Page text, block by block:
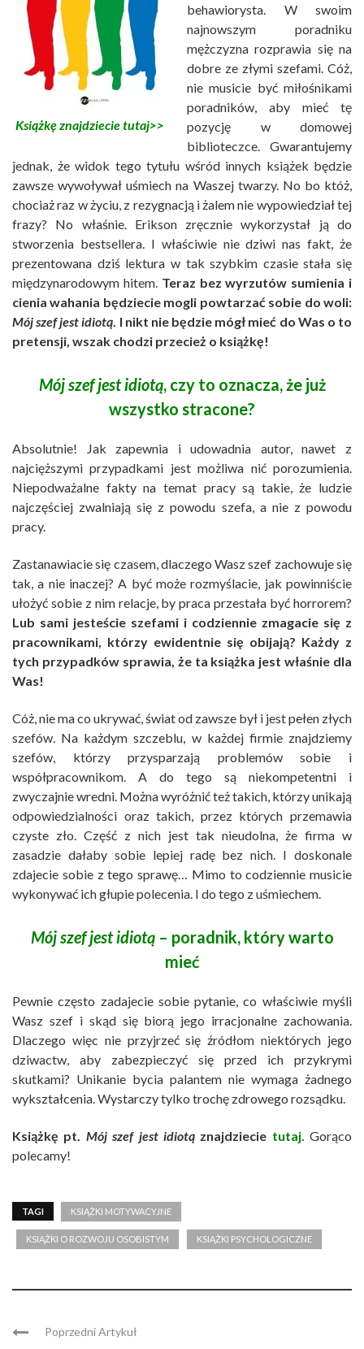
Książkę znajdziecie tutaj>>
behawiorysta. W swoim
najnowszym poradniku
mężczyzna rozprawia się na
dobre ze złymi szefami. Cóż,
nie musicie być miłośnikami
poradników, aby mieć tę
pozycję w domowej
biblioteczce. Gwarantujemy
jednak, że widok tego tytułu wśród innych książek będzie
zawsze wywoływał uśmiech na Waszej twarzy. No bo któż,
chociaż raz w życiu, z rezygnacją i żalem nie wypowiedział tej
frazy? No właśnie. Erikson zręcznie wykorzystał ją do
stworzenia bestsellera. I właściwie nie dziwi nas fakt, że
prezentowana dziś lektura w tak szybkim czasie stała się
międzynarodowym hitem. Teraz bez wyrzutów sumienia i
cienia wahania będziecie mogli powtarzać sobie do woli:
Mój szef jest idiotą. I nikt nie będzie mógł mieć do Was o to
pretensji, wszak chodzi przecież o książkę!
Mój szef jest idiotą, czy to oznacza, że już
wszystko stracone?
Absolutnie! Jak zapewnia i udowadnia autor, nawet z
najcięższymi przypadkami jest możliwa nić porozumienia.
Niepodważalne fakty na temat pracy są takie, że ludzie
najczęściej zwalniają się z powodu szefa, a nie z powodu
pracy.
Zastanawiacie się czasem, dlaczego Wasz szef zachowuje się
tak, a nie inaczej? A być może rozmyślacie, jak powinniście
ułożyć sobie z nim relacje, by praca przestała być horrorem?
Lub sami jesteście szefami i codziennie zmagacie się z
pracownikami, którzy ewidentnie się obijają? Każdy z
tych przypadków sprawia, że ta książka jest właśnie dla
Was!
Cóż, nie ma co ukrywać, świat od zawsze był i jest pełen złych
szefów. Na każdym szczeblu, w każdej firmie znajdziemy
szefów, którzy przysparzają problemów sobie i
współpracownikom. A do tego są niekompetentni i
zwyczajnie wredni. Można wyróżnić też takich, którzy unikają
odpowiedzialności oraz takich, przez których przemawia
czyste zło. Część z nich jest tak nieudolna, że firma w
zasadzie dałaby sobie lepiej radę bez nich. I doskonale
zdajecie sobie z tego sprawę… Mimo to codziennie musicie
wykonywać ich głupie polecenia. I do tego z uśmiechem.
Mój szef jest idiotą– poradnik, który warto
mieć
Pewnie często zadajecie sobie pytanie, co właściwie myśli
Wasz szef i skąd się biorą jego irracjonalne zachowania.
Dlaczego więc nie przyjrzeć się źródłom niektórych jego
dziwactw, aby zabezpieczyć się przed ich przykrymi
skutkami? Unikanie bycia palantem nie wymaga żadnego
wykształcenia. Wystarczy tylko trochę zdrowego rozsądku.
Książkę pt. Mój szef jest idiotąznajdziecie tutaj. Gorąco
polecamy!
TAGI KSIĄŻKI MOTYWACYJNE
KSIĄŻKI O ROZWOJU OSOBISTYM KSIĄŻKI PSYCHOLOGICZNE
Poprzedni Artykuł